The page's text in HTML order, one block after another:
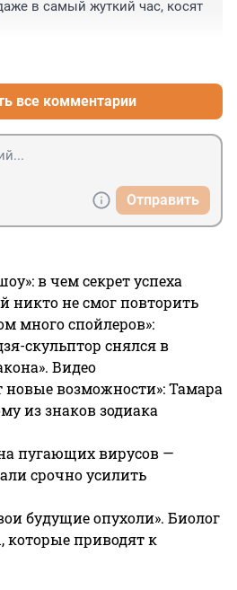
в самый жуткий час, косят
все комментарии
Отправить
в чем секрет успеха
никто не смог повторить
много спойлеров»:
скульптор снялся в
Видео
новые возможности»: Тамара
из знаков зодиака
пугающих вирусов —
срочно усилить
будущие опухоли». Биолог
которые приводят к